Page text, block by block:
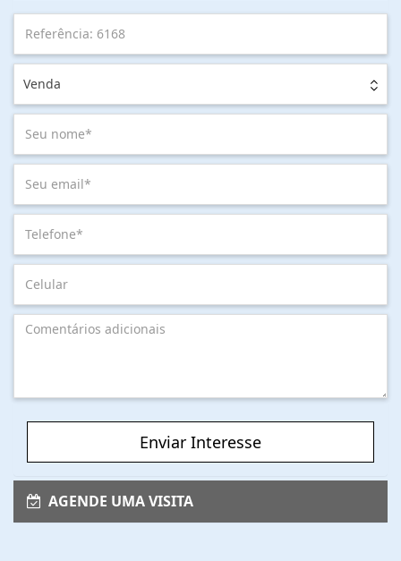
Venda
Enviar Interesse
AGENDE UMA VISITA